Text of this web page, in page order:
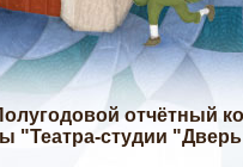
отчётный
"Театра-студии